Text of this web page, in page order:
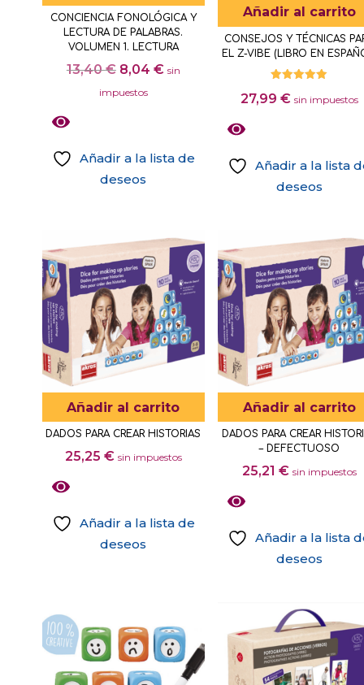
CONCIENCIA FONOLÓGICA Y
LECTURA DE PALABRAS.
VOLUMEN 1. LECTURA
13,40€ El
precio
13,40 €.
8,04 €El
8,04 €.
sin
impuestos
Añadir a la lista de
deseos
Añadir al carrito
CONSEJOS Y TÉCNICAS
EL Z-VIBE (LIBRO EN
con
27,99 € sin impuestos
Añadir a la lista
deseos
Añadir al carrito
DADOS PARA CREAR HISTORIAS
25,25 € sin impuestos
Añadir a la lista de
deseos
Añadir al carrito
DADOS PARA CREAR
– DEFECTUOSO
25,21 € sin impuestos
Añadir a la lista
deseos